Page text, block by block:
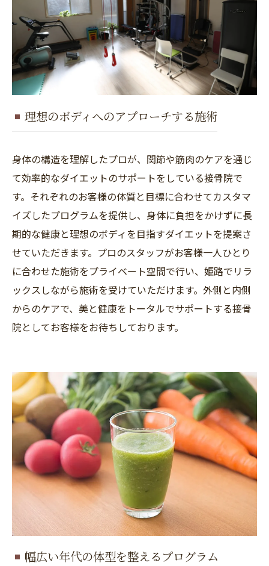
理想のボディへのアプローチする施術
身体の構造を理解したプロが、関節や筋肉のケアを通じ
て効率的なダイエットのサポートをしている接骨院で
す。それぞれのお客様の体質と目標に合わせてカスタマ
イズしたプログラムを提供し、身体に負担をかけずに長
期的な健康と理想のボディを目指すダイエットを提案さ
せていただきます。プロのスタッフがお客様一人ひとり
に合わせた施術をプライベート空間で行い、姫路でリラ
ックスしながら施術を受けていただけます。外側と内側
からのケアで、美と健康をトータルでサポートする接骨
院としてお客様をお待ちしております。
幅広い年代の体型を整えるプログラム